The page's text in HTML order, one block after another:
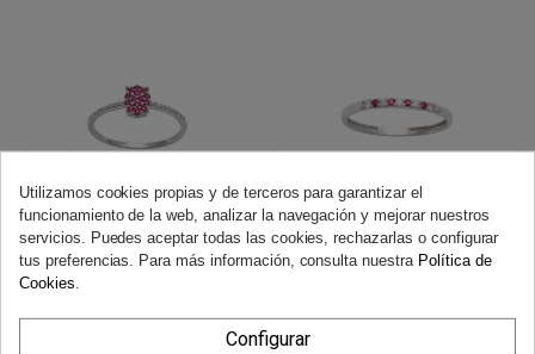
ANILLO EN ORO CON RUBÍ Y
DIAMANTES
ANILLO EN ORO CON DIAMANTES Y
RUBÍES
Utilizamos cookies propias y de terceros para garantizar el
funcionamiento de la web, analizar la navegación y mejorar nuestros
servicios. Puedes aceptar todas las cookies, rechazarlas o configurar
tus preferencias. Para más información, consulta nuestra Política de
Cookies
Configurar